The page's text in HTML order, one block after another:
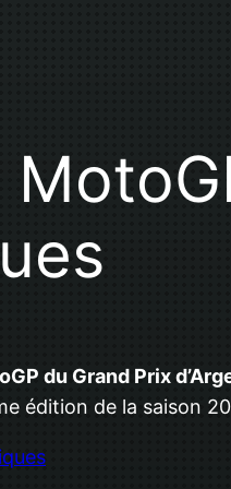
du Grand Prix
édition de la saison